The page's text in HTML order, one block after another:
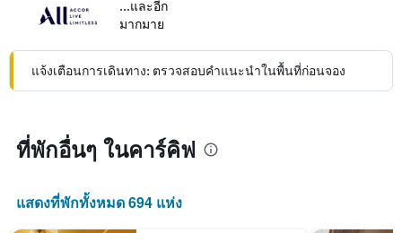
...และอีก
มากมาย
แจ้งเตือนการเดินทาง: ตรวจสอบคำแนะนำในพื้นที่ก่อนจอง
ที่พักอื่นๆ ในคาร์คิฟ
แสดงที่พักทั้งหมด 694 แห่ง